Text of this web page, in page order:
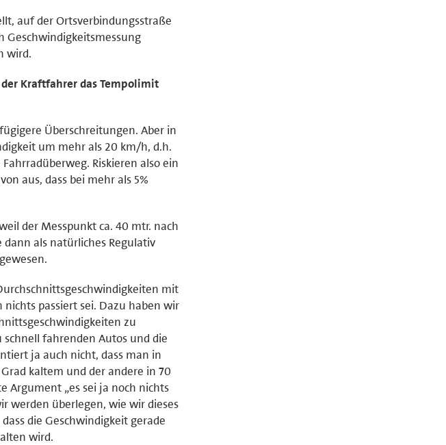
auf der Ortsverbindungsstraße
Geschwindigkeitsmessung
wird.
Kraftfahrer das Tempolimit
Überschreitungen. Aber in
um mehr als 20 km/h, d.h.
Riskieren also ein
aus, dass bei mehr als 5%
der Messpunkt ca. 40 mtr. nach
als natürliches Regulativ
mit
passiert sei. Dazu haben wir
zu
fahrenden Autos und die
ja auch nicht, dass man in
kaltem und der andere in 70
Argument „es sei ja noch nichts
werden überlegen, wie wir dieses
die Geschwindigkeit gerade
wird.